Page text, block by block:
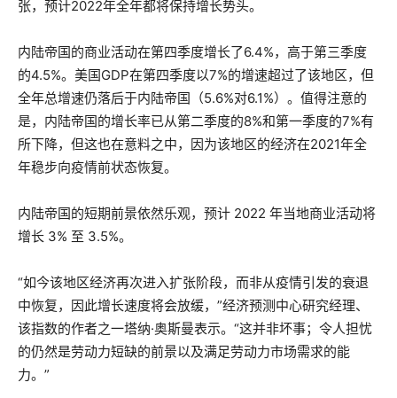
张，预计2022年全年都将保持增长势头。
内陆帝国的商业活动在第四季度增长了6.4%，高于第三季度
的4.5%。美国GDP在第四季度以7%的增速超过了该地区，但
全年总增速仍落后于内陆帝国（5.6%对6.1%）。值得注意的
是，内陆帝国的增长率已从第二季度的8%和第一季度的7%有
所下降，但这也在意料之中，因为该地区的经济在2021年全
年稳步向疫情前状态恢复。
内陆帝国的短期前景依然乐观，预计 2022 年当地商业活动将
增长 3% 至 3.5%。
“如今该地区经济再次进入扩张阶段，而非从疫情引发的衰退
中恢复，因此增长速度将会放缓，”经济预测中心研究经理、
该指数的作者之一塔纳·奥斯曼表示。“这并非坏事；令人担忧
的仍然是劳动力短缺的前景以及满足劳动力市场需求的能
力。”